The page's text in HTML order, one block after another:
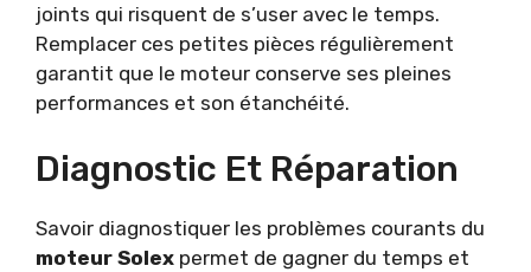
joints qui risquent de s’user avec le temps.
Remplacer ces petites pièces régulièrement
garantit que le moteur conserve ses pleines
performances et son étanchéité.
Diagnostic Et Réparation
Savoir diagnostiquer les problèmes courants du
moteur Solex permet de gagner du temps et